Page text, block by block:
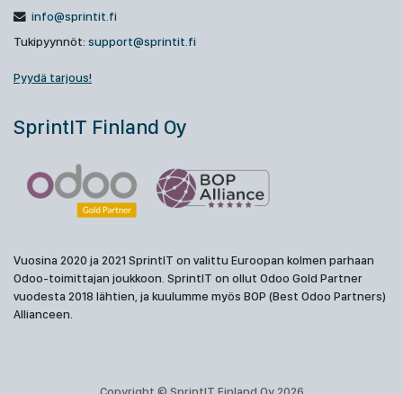
info@sprintit.fi
Tukipyynnöt: support@sprintit.fi
Pyydä tarjous!
SprintIT Finland Oy
Vuosina 2020 ja 2021 SprintIT on valittu Euroopan kolmen parhaan
Odoo-toimittajan joukkoon. SprintIT on ollut Odoo Gold Partner
vuodesta 2018 lähtien, ja kuulumme myös BOP (Best Odoo Partners)
Allianceen.
Copyright © SprintIT Finland Oy 2026